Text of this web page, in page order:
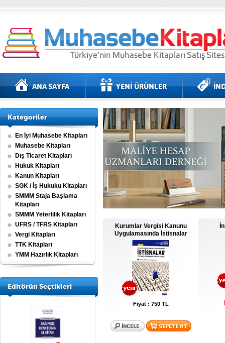
Kategoriler
En İyi Muhasebe Kitapları
Muhasebe Kitapları
Dış Ticaret Kitapları
Hukuk Kitapları
Kanun Kitapları
SGK / İş Hukuku Kitapları
SMMM Staja Başlama
Kitapları
SMMM Yeterlilik Kitapları
UFRS / TFRS Kitapları
Vergi Kitapları
TTK Kitapları
YMM Hazırlık Kitapları
Editörün Seçtikleri
Kurumlar Vergisi Kanunu
Uygulamasında İstisnalar
Fiyat : 750 TL